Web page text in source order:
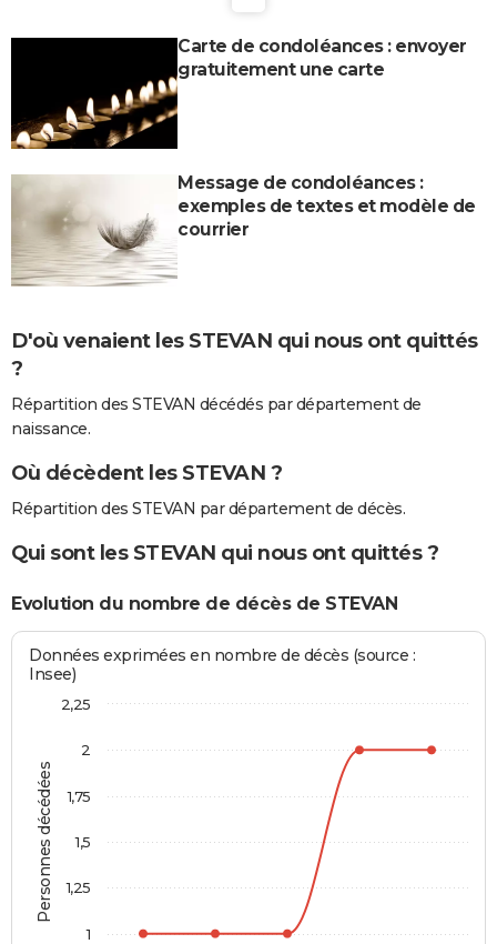
Carte de condoléances : envoyer
gratuitement une carte
Message de condoléances :
exemples de textes et modèle de
courrier
D'où venaient les STEVAN qui nous ont quittés
?
Répartition des STEVAN décédés par département de
naissance.
Où décèdent les STEVAN ?
Répartition des STEVAN par département de décès.
Qui sont les STEVAN qui nous ont quittés ?
Evolution du nombre de décès de STEVAN
Personnes décédées
Données exprimées en nombre de décès (source :
Insee)
1
1,25
1,5
1,75
2
2,25